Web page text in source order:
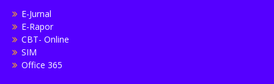
E-Jurnal
E-Rapor
CBT- Online
SIM
Office 365